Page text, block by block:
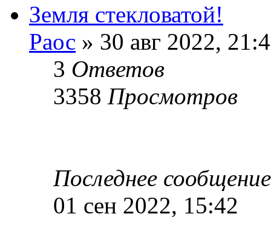
Земля стекловатой!
Раос » 30 авг 2022,
3 Ответов
3358 Просмотров
Последнее
01 сен 2022, 15:42